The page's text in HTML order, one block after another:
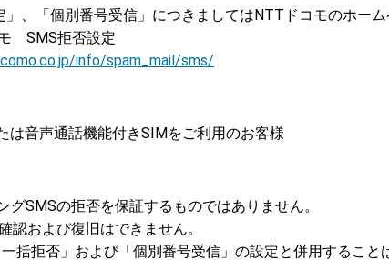
、「個別番号受信」につきましてはNTTドコモのホーム
SMS拒否設定
info/spam_mail/sms/
は音声通話機能付きSIMをご利用のお客様
グSMSの拒否を保証するものではありません。
認および復旧はできません。
一括拒否」および「個別番号受信」の設定と併用するこ